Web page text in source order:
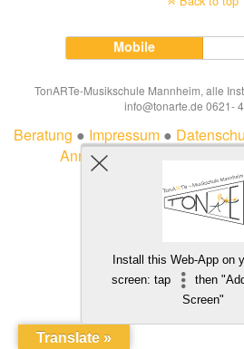
Mobile
TonARTe-Musikschule Mannheim, alle
info@tonarte.de 0621-
Beratung ● Impressum ●
Anmeldung
Translate »
Install this Web-App on
screen: tap
then
Screen"